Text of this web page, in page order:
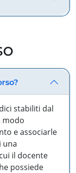
stabiliti dal
modo
e associarle
una
il docente
possiede